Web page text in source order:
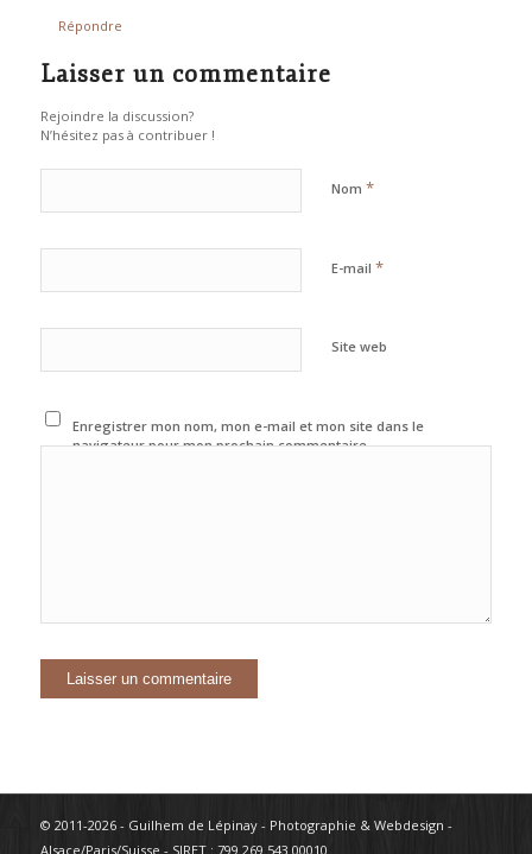
Répondre
Laisser un commentaire
Rejoindre la discussion?
N’hésitez pas à contribuer !
Nom *
E-mail *
Site web
Enregistrer mon nom, mon e-mail et mon site dans le
navigateur pour mon prochain commentaire.
© 2011-2026 - Guilhem de Lépinay - Photographie & Webdesign -
Alsace/Paris/Suisse - SIRET : 799 269 543 00010